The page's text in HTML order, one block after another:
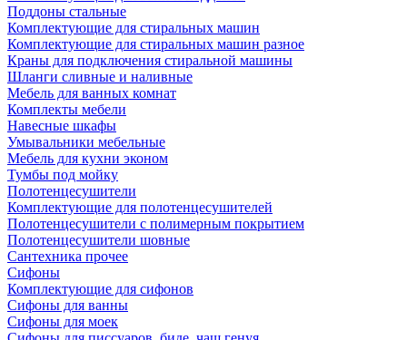
Поддоны стальные
Комплектующие для стиральных машин
Комплектующие для стиральных машин разное
Краны для подключения стиральной машины
Шланги сливные и наливные
Мебель для ванных комнат
Комплекты мебели
Навесные шкафы
Умывальники мебельные
Мебель для кухни эконом
Тумбы под мойку
Полотенцесушители
Комплектующие для полотенцесушителей
Полотенцесушители с полимерным покрытием
Полотенцесушители шовные
Сантехника прочее
Сифоны
Комплектующие для сифонов
Сифоны для ванны
Сифоны для моек